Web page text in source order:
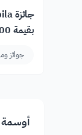
بقيمة 4,000 يورو 2027
جوائز
أوسمة